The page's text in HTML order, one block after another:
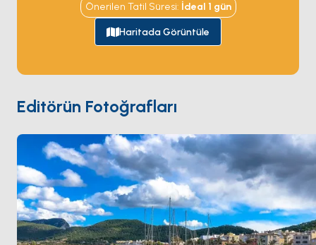
için kapasite var. Liman girişi doğrudan açık Akdeniz'e
açılıyor; günlük yelken demirleme noktaları
'ta (15 dakika kuzey) veSa Dragonera
boyunca sıralanıyor. Puerto Andratx karayoluyla
Palma'dan 30 dakika, yelkenle 90 dakika. Sezon
ile Ekimarası açık.
Önerilen Tatil Süresi: İdeal 1 gün
Haritada Görüntüle
Editörün Fotoğrafları